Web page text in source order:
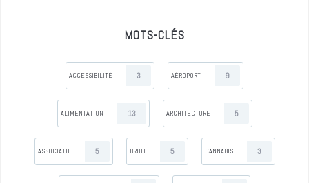
MOTS-CLÉS
ACCESSIBILITÉ 3 AÉROPORT 9
ALIMENTATION 13 ARCHITECTURE 5
ASSOCIATIF 5 BRUIT 5 CANNABIS 3